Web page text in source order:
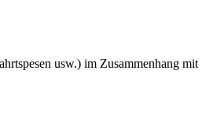
usw.) im Zusammenhang mit